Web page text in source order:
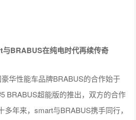
BRABUS在纯电时代再续传奇
华性能车品牌BRABUS的合作始于
BRABUS超能版的推出，双方的合作
年来，smart与BRABUS携手同行，